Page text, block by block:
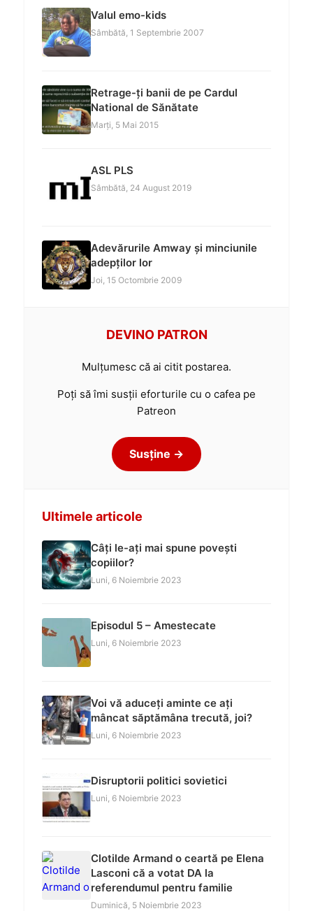
Valul emo-kids
Sâmbătă, 1 Septembrie 2007
Retrage-ți banii de pe Cardul
National de Sănătate
Marți, 5 Mai 2015
ASL PLS
Sâmbătă, 24 August 2019
Adevărurile Amway și minciunile
adepților lor
Joi, 15 Octombrie 2009
DEVINO PATRON
Mulțumesc că ai citit postarea.
Poți să îmi susții eforturile cu o cafea pe
Patreon
Susține →
Ultimele articole
Câți le-ați mai spune povești
copiilor?
Luni, 6 Noiembrie 2023
Episodul 5 – Amestecate
Luni, 6 Noiembrie 2023
Voi vă aduceți aminte ce ați
mâncat săptămâna trecută, joi?
Luni, 6 Noiembrie 2023
Disruptorii politici sovietici
Luni, 6 Noiembrie 2023
Clotilde Armand o ceartă pe Elena
Lasconi că a votat DA la
referendumul pentru familie
Duminică, 5 Noiembrie 2023